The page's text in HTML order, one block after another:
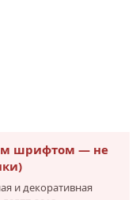
шрифтом — не
и декоративная